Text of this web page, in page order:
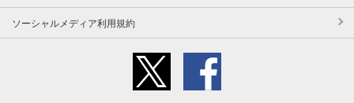
ソーシャルメディア利用規約